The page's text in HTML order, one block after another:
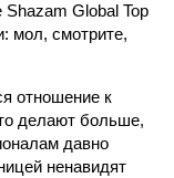
Shazam Global Top
мол, смотрите,
отношение к
делают больше,
давно
ненавидят